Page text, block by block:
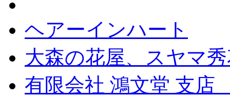
ヘアーインハート
大森の花屋、スヤマ
有限会社 鴻文堂 支店